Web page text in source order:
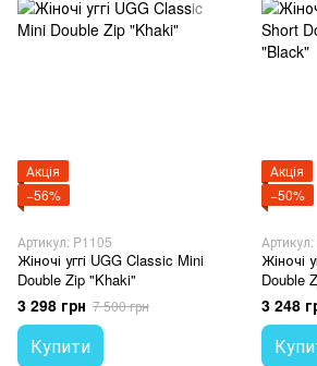
Акція
−56%
Артикул: P1105
Жіночі уггі UGG Classic Mini
Double Zip "Khaki"
3 298 грн 7 500 грн
Купити
Акція
−50%
Жіночі
Double
3 248